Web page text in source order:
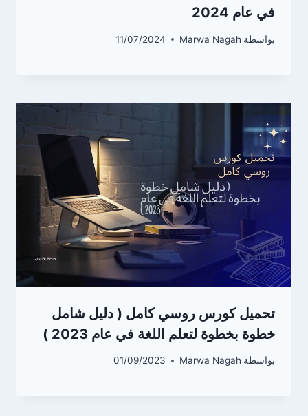
في عام 2024
بواسطة Marwa Nagah
11/07/2024
تحميل كورس روسي كامل ( دليل شامل
خطوة بخطوة لتعلم اللغة في عام 2023 )
بواسطة Marwa Nagah
01/09/2023